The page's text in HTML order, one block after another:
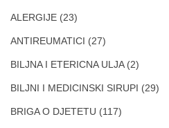
ALERGIJE (23)
ANTIREUMATICI (27)
BILJNA I ETERICNA ULJA (2)
BILJNI I MEDICINSKI SIRUPI (29)
BRIGA O DJETETU (117)